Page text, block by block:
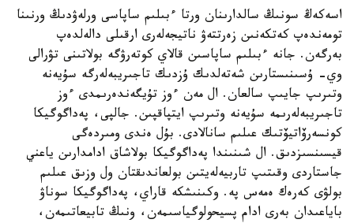
اسەكەڭ سونىڭ سالدارىنان ورتا ءبىلىم ساپاسى ورلەۋدىڭ ورنىنا
تومەندەپ كەتكەنىن زەرتتەۋ ناتيجەلەرى ارقىلى دالەلدەپ
بەرگەن. جانە ءبىلىم ساپاسىن قالاي كوتەرۋگە بولاتىنى تۋرالى
وي- ۇسىنىستارىن شەتەلدىك ۇزدىك تاجىريبەلەرگە سۇيەنە
وتىرىپ جايىپ سالعان. ال مەن ءوز تۇيگەندەرىمدى ءوز
تاجىريبەلەرىمە سۇيەنە وتىرىپ ايتپاقپىن. جالپى، پەداگوگيكا
كونسەرۆاتيۆتىك عىلىم سانالادى. بۇل ەندى ومىردەگى
قيسىنسىزدىق. ال شىنىندا پەداگوگيكا بولاشاق ادامدارىن ياعني
جاستاردى وقىتىپ تاربيەلەيتىن بولعاندىقتان ول وزىق عىلىم
بولۋى كەرەك ەمەس پە. وكىنىشكە قاراي، پەداگوگيكا سوناۋ
باياعىدان بەرى ادام پسيحولوگياسىمەن، ونىڭ تابيعاتىمەن،